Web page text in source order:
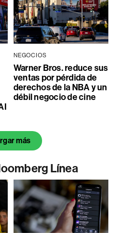
NEGOCIOS
Warner Bros. reduce sus
ventas por pérdida de
derechos de la NBA y un
débil negocio de cine
más
Línea